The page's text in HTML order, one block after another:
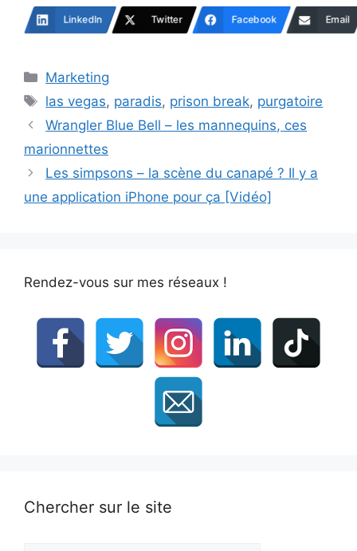
LinkedIn Twitter Facebook Email
Catégories
Marketing
Étiquettes
las vegas, paradis, prison break, purgatoire
Wrangler Blue Bell – les mannequins, ces
marionnettes
Les simpsons – la scène du canapé ? Il y a
une application iPhone pour ça [Vidéo]
Rendez-vous sur mes réseaux !
Chercher sur le site